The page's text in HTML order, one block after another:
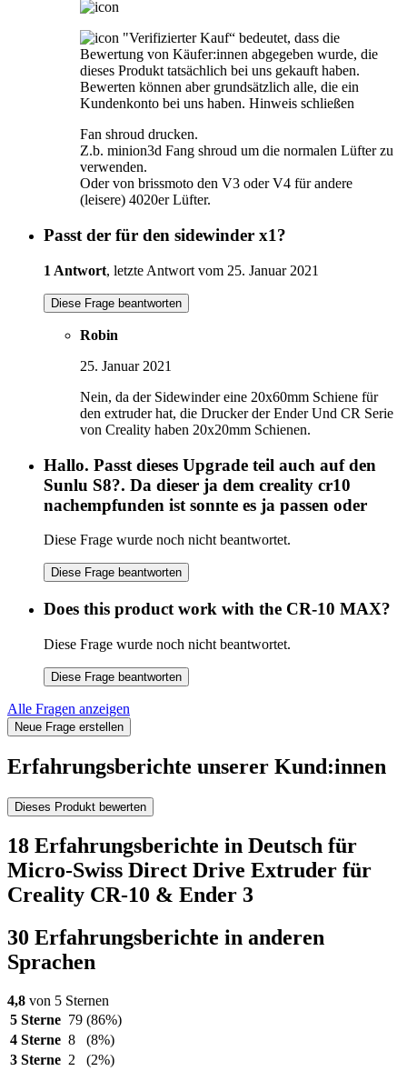
"Verifizierter Kauf“ bedeutet, dass die
Bewertung von Käufer:innen abgegeben wurde, die
dieses Produkt tatsächlich bei uns gekauft haben.
Bewerten können aber grundsätzlich alle, die ein
Kundenkonto bei uns haben. Hinweis schließen
Fan shroud drucken.
Z.b. minion3d Fang shroud um die normalen Lüfter zu
verwenden.
Oder von brissmoto den V3 oder V4 für andere
(leisere) 4020er Lüfter.
Passt der für den sidewinder x1?
1 Antwort, letzte Antwort vom 25. Januar 2021
Diese Frage beantworten
Robin
25. Januar 2021
Nein, da der Sidewinder eine 20x60mm Schiene für
den extruder hat, die Drucker der Ender Und CR Serie
von Creality haben 20x20mm Schienen.
Hallo. Passt dieses Upgrade teil auch auf den
Sunlu S8?. Da dieser ja dem creality cr10
nachempfunden ist sonnte es ja passen oder
Diese Frage wurde noch nicht beantwortet.
Diese Frage beantworten
Does this product work with the CR-10 MAX?
Diese Frage wurde noch nicht beantwortet.
Diese Frage beantworten
Alle Fragen anzeigen
Neue Frage erstellen
Erfahrungsberichte unserer Kund:innen
Dieses Produkt bewerten
18 Erfahrungsberichte in Deutsch für
Micro-Swiss Direct Drive Extruder für
Creality CR-10 & Ender 3
30 Erfahrungsberichte in anderen
Sprachen
4,8 von 5 Sternen
5 Sterne 79 (86%)
4 Sterne 8
(8%)
3 Sterne 2
(2%)